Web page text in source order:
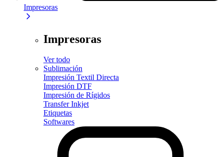
Impresoras
Impresoras
Ver todo
Sublimación
Impresión Textil Directa
Impresión DTF
Impresión de Rígidos
Transfer Inkjet
Etiquetas
Softwares